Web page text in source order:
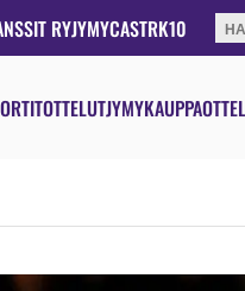
RYJYMYCASTRK10
OTTELUTJYMYKAUPPA